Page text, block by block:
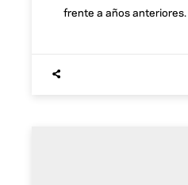
frente a años anteriores.